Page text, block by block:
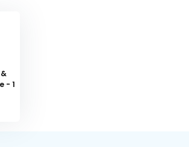
- 1